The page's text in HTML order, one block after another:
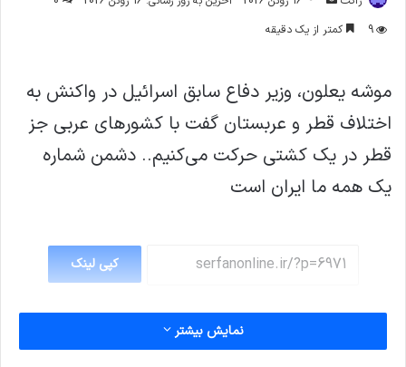
ایمیل
9
کمتر از یک دقیقه
موشه یعلون، وزیر دفاع سابق اسرائیل در واکنش به
اختلاف قطر و عربستان گفت با کشورهای عربی جز
قطر در یک کشتی حرکت می‌کنیم.. دشمن شماره
یک همه ما ایران است
کپی لینک
نمایش بیشتر